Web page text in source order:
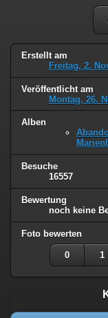
Erstellt am
Freitag, 2.
Veröffentlicht am
Montag, 26.
Alben
Besuche
16557
Bewertung
noch keine
Foto bewerten
0 1